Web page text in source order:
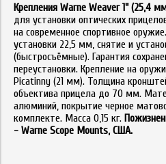
Крепления Warne Weaver 1" (25,4
для установки оптических
на современное спортивное
установки 22,5 мм, снятие и
(быстросъёмные). Гарантия
переустановки. Крепление на
Picatinny (21 мм). Толщина
объектива прицела до 70 мм.
алюминий, покрытие черное
комплекте. Масса 0,15 кг.
- Warne Scope Mounts, США.